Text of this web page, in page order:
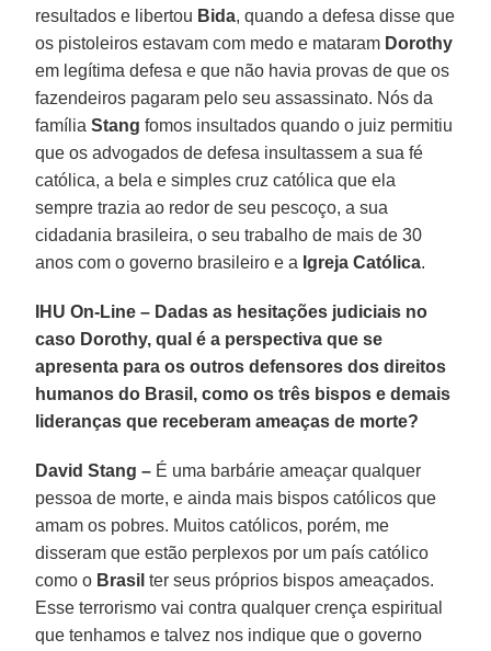
resultados e libertou Bida, quando a defesa disse que
os pistoleiros estavam com medo e mataram Dorothy
em legítima defesa e que não havia provas de que os
fazendeiros pagaram pelo seu assassinato. Nós da
famíliaStang fomos insultados quando o juiz permitiu
que os advogados de defesa insultassem a sua fé
católica, a bela e simples cruz católica que ela
sempre trazia ao redor de seu pescoço, a sua
cidadania brasileira, o seu trabalho de mais de 30
anos com o governo brasileiro e a Igreja Católica.
IHU On-Line – Dadas as hesitações judiciais no
caso Dorothy, qual é a perspectiva que se
apresenta para os outros defensores dos direitos
humanos do Brasil, como os três bispos e demais
lideranças que receberam ameaças de morte?
David Stang – É uma barbárie ameaçar qualquer
pessoa de morte, e ainda mais bispos católicos que
amam os pobres. Muitos católicos, porém, me
disseram que estão perplexos por um país católico
como o Brasil ter seus próprios bispos ameaçados.
Esse terrorismo vai contra qualquer crença espiritual
que tenhamos e talvez nos indique que o governo